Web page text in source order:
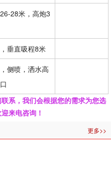
28米，高炮3
垂直吸程8米
侧喷，洒水高
系，我们会根据您的需求为您选
来电咨询！
更多>>